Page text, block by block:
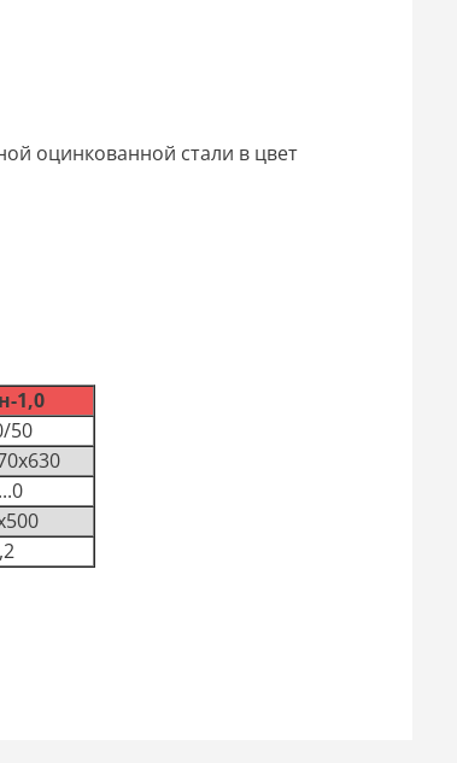
оцинкованной стали в цвет
1,0
50